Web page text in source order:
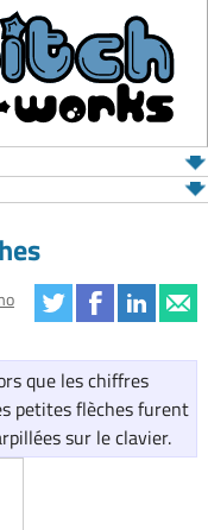
que les chiffres
petites flèches furent
sur le clavier.